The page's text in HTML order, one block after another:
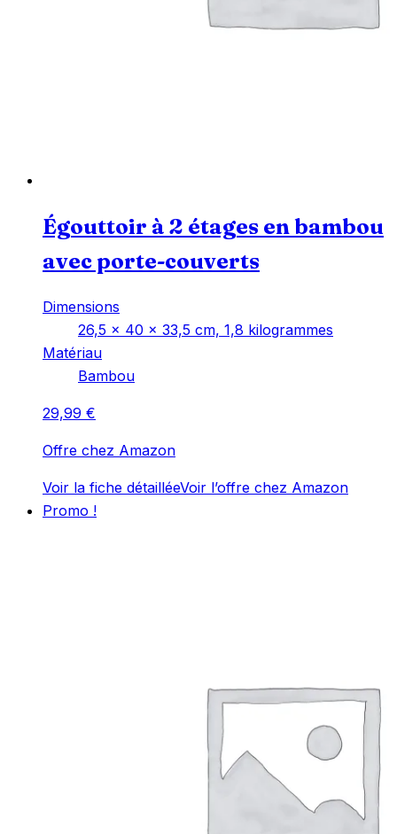
Égouttoir à 2 étages en bambou
avec porte-couverts
Dimensions
‎26,5 x 40 x 33,5 cm, 1,8 kilogrammes
Matériau
‎Bambou
29,99 €
Offre chez Amazon
Voir la fiche détailléeVoir l’offre chez Amazon
Promo !